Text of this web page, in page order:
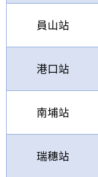
員山站
港口站
南埔站
瑞穗站